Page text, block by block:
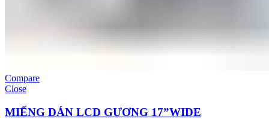
Compare
Close
MIẾNG DÁN LCD GƯƠNG 17”WIDE